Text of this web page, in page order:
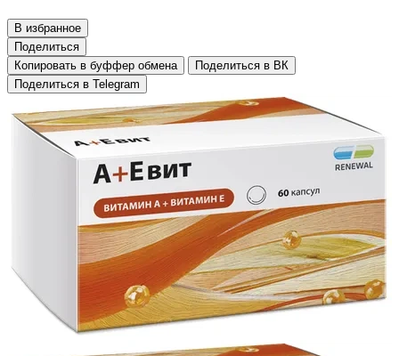
В избранное
Поделиться
Копировать в буффер обмена
Поделиться в ВК
Поделиться в Telegram